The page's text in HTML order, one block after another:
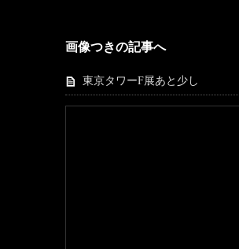
画像つきの記事へ
東京タワーF展あと少し